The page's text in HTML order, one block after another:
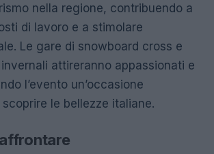
nella regione, contribuendo a
di lavoro e a stimolare
Le gare di snowboard cross e
attireranno appassionati e
l’evento un’occasione
le bellezze italiane.